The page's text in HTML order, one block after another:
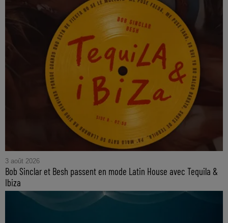
3 août 2026
Bob Sinclar et Besh passent en mode Latin House avec Tequila &
Ibiza